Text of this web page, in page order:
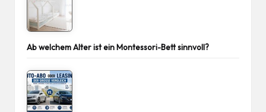
Ab welchem Alter ist ein Montessori-Bett sinnvoll?